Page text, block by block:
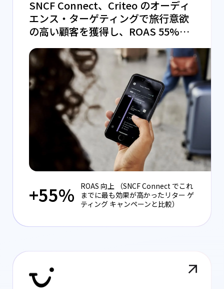
SNCF Connect、Criteo のオーディ
エンス・ターゲティングで旅行意欲
の高い顧客を獲得し、ROAS 55%向
+55%
ROAS 向上 （SNCF Connect でこれ
までに最も効果が高かったリター ゲ
ティング キャンペーンと比較）